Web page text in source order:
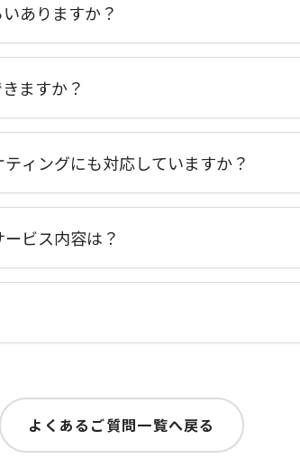
ありますか？
ますか？
ィングにも対応していますか？
ビス内容は？
よくあるご質問一覧へ戻る